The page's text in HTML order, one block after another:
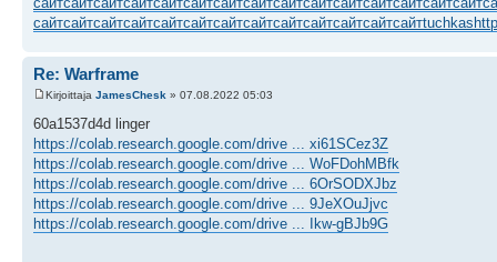
сайтсайтсайтсайтсайтсайтсайтсайтсайтсайтсайтсайтсайтtuchkas
Re: Warframe
Kirjoittaja JamesChesk » 07.08.2022 05:03
60a1537d4d linger
https://colab.research.google.com/drive ... xi61SCez3Z
https://colab.research.google.com/drive ... WoFDohMBfk
https://colab.research.google.com/drive ... 6OrSODXJbz
https://colab.research.google.com/drive ... 9JeXOuJjvc
https://colab.research.google.com/drive ... Ikw-gBJb9G